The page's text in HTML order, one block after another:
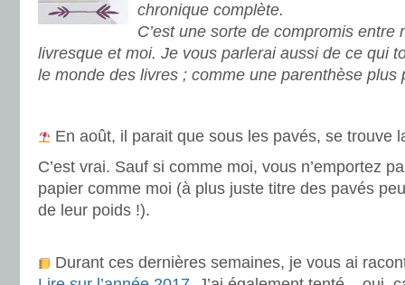
chronique complète.
C’est une sorte de compromis entre
livresque et moi. Je vous parlerai aussi de ce qui
le monde des livres ; comme une parenthèse plus
En août, il parait que sous les pavés, se trouve
C’est vrai. Sauf si comme moi, vous n’emportez
papier comme moi (à plus juste titre des pavés
de leur poids !).
Durant ces dernières semaines, je vous ai